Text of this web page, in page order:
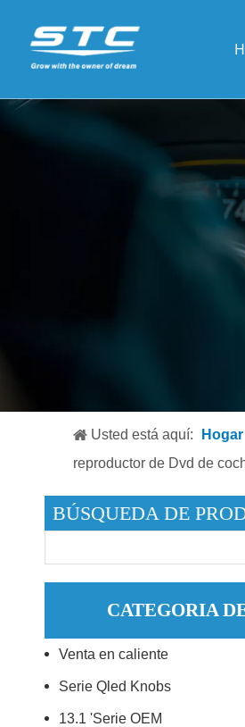
Usted está aquí: Hogar
reproductor de Dvd de
BÚSQUEDA DE
CATEGORIA
PRODUCTO
Venta en caliente
Serie Qled Knobs
13.1 'Serie OEM